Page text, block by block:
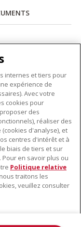
internes et tiers pour
expérience de
Avec votre
cookies pour
des
réaliser des
d'analyse), et
centres d'intérêt et à
biais de tiers et sur
en savoir plus ou
Politique relative
traitons les
veuillez consulter